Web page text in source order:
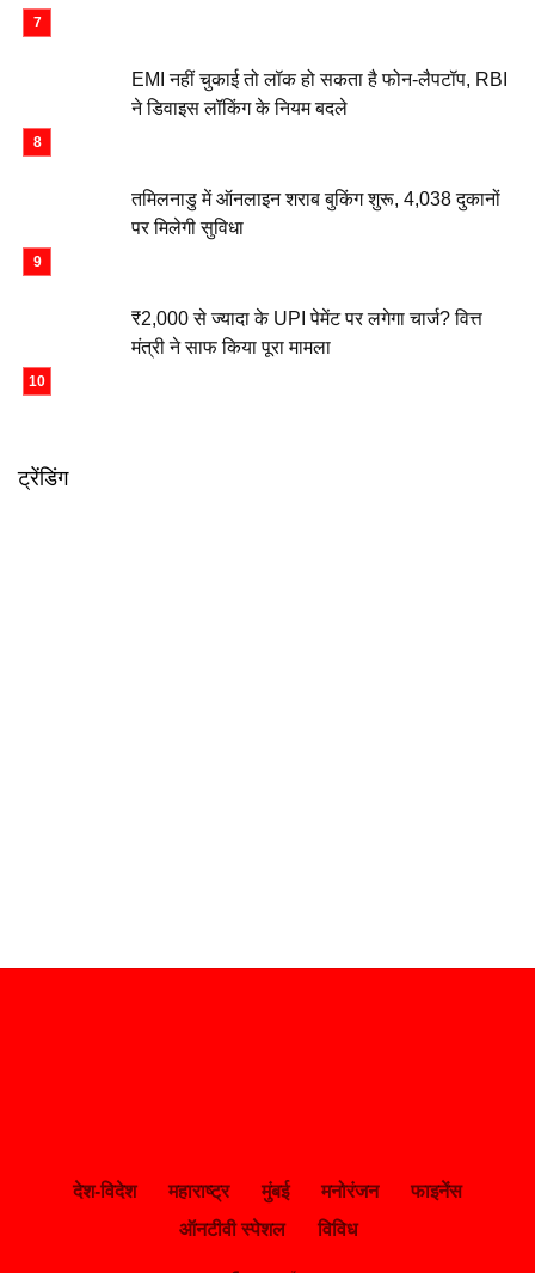
EMI नहीं चुकाई तो लॉक हो सकता है फोन-लैपटॉप, RBI
ने डिवाइस लॉकिंग के नियम बदले
तमिलनाडु में ऑनलाइन शराब बुकिंग शुरू, 4,038 दुकानों
पर मिलेगी सुविधा
₹2,000 से ज्यादा के UPI पेमेंट पर लगेगा चार्ज? वित्त
मंत्री ने साफ किया पूरा मामला
ट्रेंडिंग
देश-विदेश महाराष्ट्र मुंबई मनोरंजन
फाइनेंस
ऑनटीवी स्पेशल
विविध